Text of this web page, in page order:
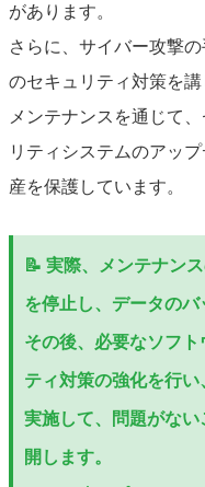
があります。
さらに、サイバー攻撃
のセキュリティ対策を講
メンテナンスを通じて
リティシステムのアッ
産を保護しています。
📝 実際、メンテナン
を停止し、データのバ
その後、必要なソフ
ティ対策の強化を行
実施して、問題がな
開します。